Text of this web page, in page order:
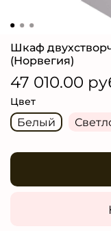
Шкаф
(Норвегия)
47 010.00
Цвет
Белый